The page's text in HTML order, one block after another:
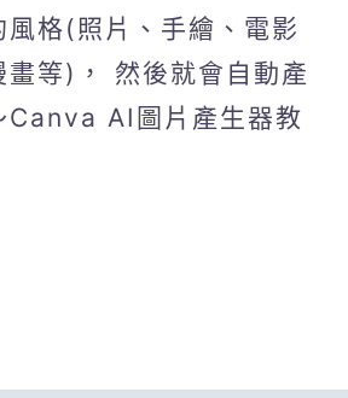
風格(照片、手繪、電影
畫等)， 然後就會自動產
Canva AI圖片產生器教